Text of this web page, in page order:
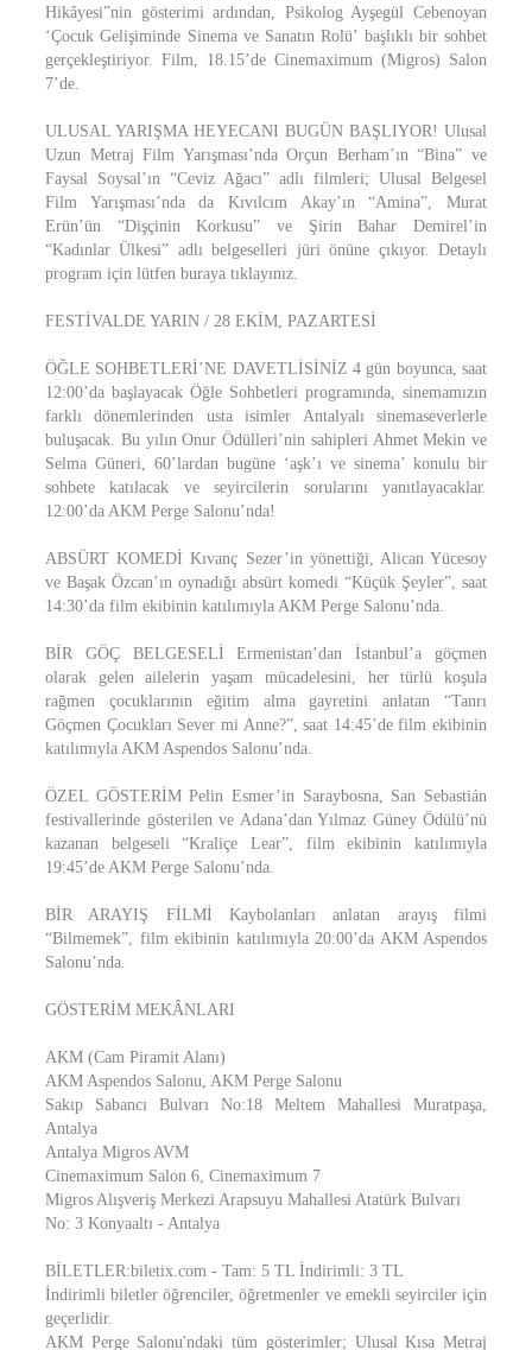
Hikâyesi”nin gösterimi ardından, Psikolog Ayşegül Cebenoyan
‘Çocuk Gelişiminde Sinema ve Sanatın Rolü’ başlıklı bir sohbet
gerçekleştiriyor. Film, 18.15’de Cinemaximum (Migros) Salon
7’de.
ULUSAL YARIŞMA HEYECANI BUGÜN BAŞLIYOR! Ulusal
Uzun Metraj Film Yarışması’nda Orçun Berham’ın “Bina” ve
Faysal Soysal’ın “Ceviz Ağacı” adlı filmleri; Ulusal Belgesel
Film Yarışması’nda da Kıvılcım Akay’ın “Amina”, Murat
Erün’ün “Dişçinin Korkusu” ve Şirin Bahar Demirel’in
“Kadınlar Ülkesi” adlı belgeselleri jüri önüne çıkıyor. Detaylı
program için lütfen buraya tıklayınız.
FESTİVALDE YARIN / 28 EKİM, PAZARTESİ
ÖĞLE SOHBETLERİ’NE DAVETLİSİNİZ 4 gün boyunca, saat
12:00’da başlayacak Öğle Sohbetleri programında, sinemamızın
farklı dönemlerinden usta isimler Antalyalı sinemaseverlerle
buluşacak. Bu yılın Onur Ödülleri’nin sahipleri Ahmet Mekin ve
Selma Güneri, 60’lardan bugüne ‘aşk’ı ve sinema’ konulu bir
sohbete katılacak ve seyircilerin sorularını yanıtlayacaklar.
12:00’da AKM Perge Salonu’nda!
ABSÜRT KOMEDİ Kıvanç Sezer’in yönettiği, Alican Yücesoy
ve Başak Özcan’ın oynadığı absürt komedi “Küçük Şeyler”, saat
14:30’da film ekibinin katılımıyla AKM Perge Salonu’nda.
BİR GÖÇ BELGESELİ Ermenistan’dan İstanbul’a göçmen
olarak gelen ailelerin yaşam mücadelesini, her türlü koşula
rağmen çocuklarının eğitim alma gayretini anlatan “Tanrı
Göçmen Çocukları Sever mi Anne?”, saat 14:45’de film ekibinin
katılımıyla AKM Aspendos Salonu’nda.
ÖZEL GÖSTERİM Pelin Esmer’in Saraybosna, San Sebastián
festivallerinde gösterilen ve Adana’dan Yılmaz Güney Ödülü’nü
kazanan belgeseli “Kraliçe Lear”, film ekibinin katılımıyla
19:45’de AKM Perge Salonu’nda.
BİR ARAYIŞ FİLMİ Kaybolanları anlatan arayış filmi
“Bilmemek”, film ekibinin katılımıyla 20:00’da AKM Aspendos
Salonu’nda.
GÖSTERİM MEKÂNLARI
AKM (Cam Piramit Alanı)
AKM Aspendos Salonu, AKM Perge Salonu
Sakıp Sabancı Bulvarı No:18 Meltem Mahallesi Muratpaşa,
Antalya
Antalya Migros AVM
Cinemaximum Salon 6, Cinemaximum 7
Migros Alışveriş Merkezi Arapsuyu Mahallesi Atatürk Bulvarı
No: 3 Konyaaltı - Antalya
BİLETLER:biletix.com - Tam: 5 TL İndirimli: 3 TL
İndirimli biletler öğrenciler, öğretmenler ve emekli seyirciler için
geçerlidir.
AKM Perge Salonu'ndaki tüm gösterimler; Ulusal Kısa Metraj